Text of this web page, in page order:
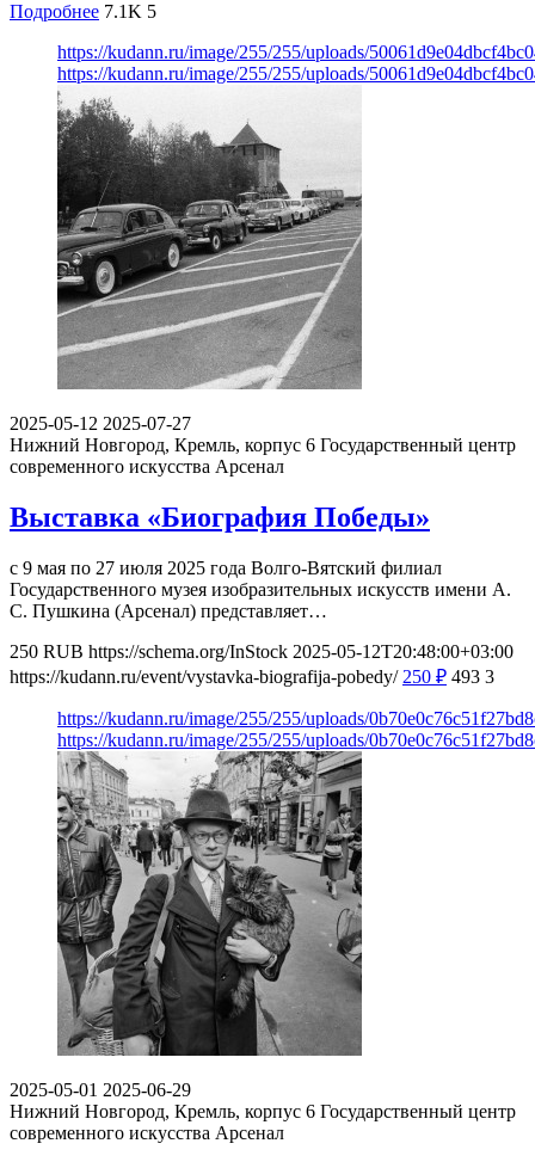
Подробнее 7.1K 5
https://kudann.ru/image/255/255/uploads/
https://kudann.ru/image/255/255/uploads/
2025-05-12 2025-07-27
Нижний Новгород, Кремль, корпус 6 Государственный центр
современного искусства Арсенал
Выставка «Биография Победы»
с 9 мая по 27 июля 2025 года Волго-Вятский филиал
Государственного музея изобразительных искусств имени А.
С. Пушкина (Арсенал) представляет…
250 RUB https://schema.org/InStock 2025-05-12T20:48:00+03:00
https://kudann.ru/event/vystavka-biografija-pobedy/ 250 ₽ 493 3
https://kudann.ru/image/255/255/uploads/
https://kudann.ru/image/255/255/uploads/
2025-05-01 2025-06-29
Нижний Новгород, Кремль, корпус 6 Государственный центр
современного искусства Арсенал